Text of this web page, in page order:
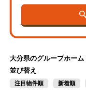
大分県のグループホーム
並び替え
注目物件順 新着順